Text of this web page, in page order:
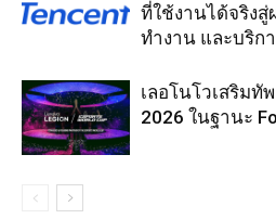
ที่ใช้งานได้จริง
ทำงาน และบริก
เลอโนโวเสริมทั
2026 ในฐานะ